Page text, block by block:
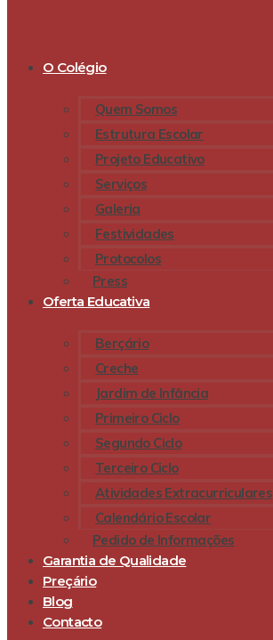
O Colégio
Quem Somos
Estrutura Escolar
Projeto Educativo
Serviços
Galeria
Festividades
Protocolos
Press
Oferta Educativa
Berçário
Creche
Jardim de Infância
Primeiro Ciclo
Segundo Ciclo
Terceiro Ciclo
Atividades Extracurriculares
Calendário Escolar
Pedido de Informações
Garantia de Qualidade
Preçário
Blog
Contacto